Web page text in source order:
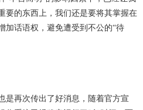
要的东西上，我们还是要将其掌握在
加话语权，避免遭受到不公的“待
是再次传出了好消息，随着官方宣